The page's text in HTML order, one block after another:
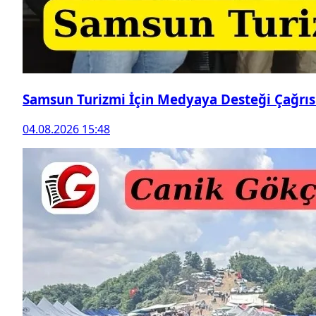
Samsun Turizmi İçin Medyaya Desteği
04.08.2026 15:48